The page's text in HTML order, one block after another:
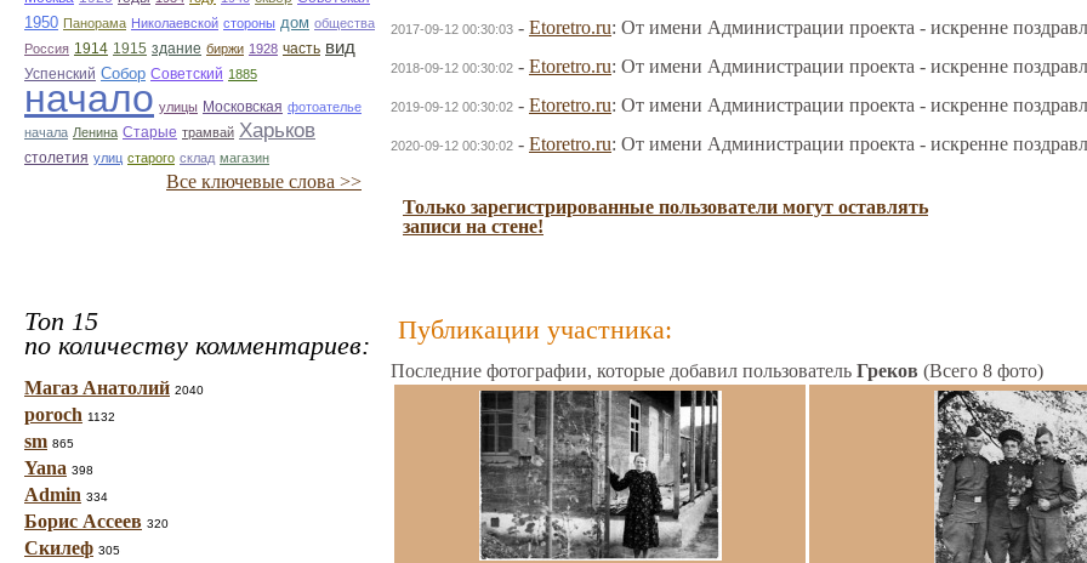
1950 Панорама Николаевской стороны дом общества
Россия 1914 1915 здание биржи 1928 часть вид
Успенский Собор Советский 1885
начало улицы Московская фотоателье
начала Ленина Старые трамвай Харьков
столетия улиц старого склад магазин
Все ключевые слова >>
Топ 15
по количеству комментариев:
Магаз Анатолий 2040
poroch 1132
sm 865
Yana 398
Admin 334
Борис Ассеев 320
Скилеф 305
2017-09-12 00:30:03 - Etoretro.ru: От имени Администрации проекта - искренне
2018-09-12 00:30:02 - Etoretro.ru: От имени Администрации проекта - искренне
2019-09-12 00:30:02 - Etoretro.ru: От имени Администрации проекта - искренне
2020-09-12 00:30:02 - Etoretro.ru: От имени Администрации проекта - искренне
Только зарегистрированные пользователи могут оставлять
записи на стене!
Публикации участника:
Последние фотографии, которые добавил пользователь Греков (Всего 8 фото)